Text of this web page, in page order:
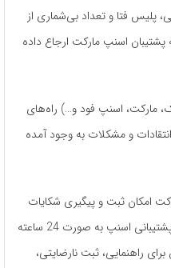
پلیس فتا و تعداد بی‌شماری از
پشتیبان اسنپ مارکت ارجاع داده
مارکت، اسنپ فود و…) راه‌های
و مشکلات به وجود آمده
امکان ثبت و پیگیری شکایات
خود را دارید. برای این کار، مرکز ارتباط و پشتیبانی اسنپ به صورت 24 ساعته
راهنمایی، ثبت نارضایتی،